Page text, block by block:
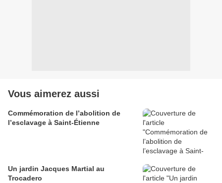
Vous aimerez aussi
Commémoration de l’abolition de
l’esclavage à Saint-Étienne
Un jardin Jacques Martial au
Trocadero